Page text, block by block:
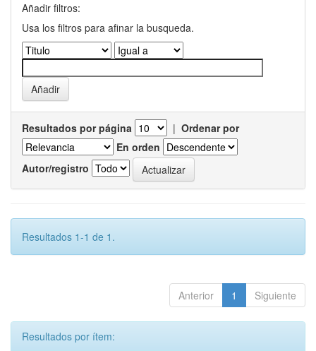
Añadir filtros:
Usa los filtros para afinar la busqueda.
Resultados por página | Ordenar por
En orden
Autor/registro
Resultados 1-1 de 1.
Anterior 1 Siguiente
Resultados por ítem: